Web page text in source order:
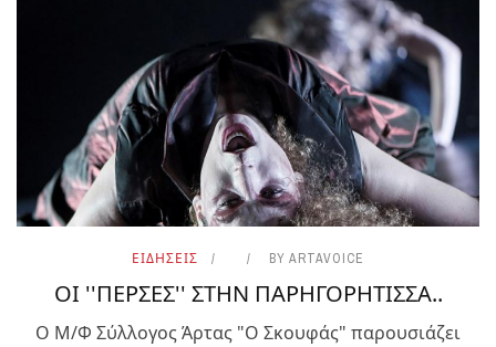
ΕΙΔΗΣΕΙΣ BY ARTAVOICE
ΟΙ ''ΠΕΡΣΕΣ'' ΣΤΗΝ ΠΑΡΗΓΟΡΗΤΙΣΣΑ..
Ο Μ/Φ Σύλλογος Άρτας "Ο Σκουφάς" παρουσιάζει